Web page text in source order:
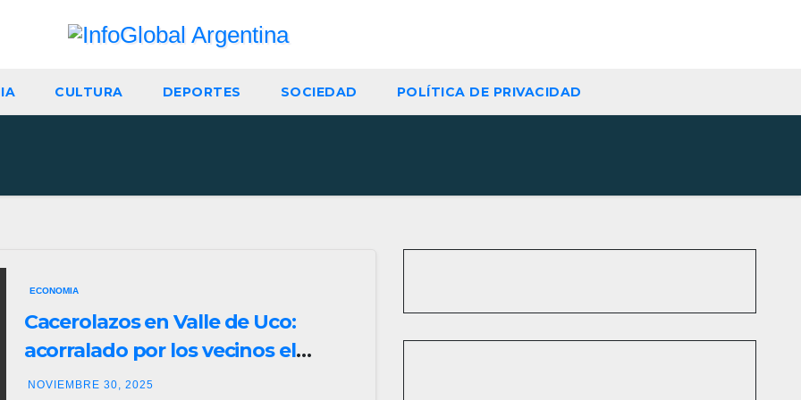
CULTURA DEPORTES SOCIEDAD POLÍTICA DE PRIVACIDAD
ECONOMIA
Cacerolazos en Valle de Uco:
acorralado por los vecinos el
intendente salió a posicionarse
NOVIEMBRE 30, 2025